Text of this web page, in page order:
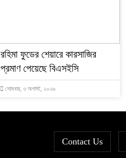
রহিমা ফুডের শেয়ারে কারসাজির
প্রমাণ পেয়েছে বিএসইসি
সোমবার, ৩ অগাস্ট, ২০২৬
Contact Us